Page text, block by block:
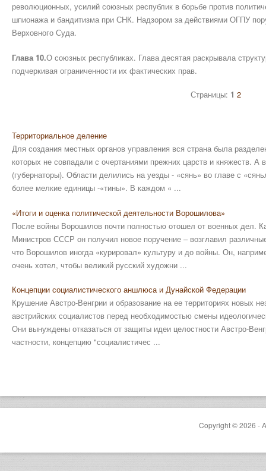
революционных, усилий союзных республик в борьбе против
шпионажа и бандитизма при СНК. Надзором за действиями ОГПУ
Верховного Суда.
Глава 10.О союзных республиках. Глава десятая раскрывала
подчеркивая ограниченности их фактических прав.
Страницы: 1 2
Территориальное деление
Для создания местных органов управления вся страна была
которых не совпадали с очертаниями прежних царств и княжеств. А
(губернаторы). Области делились на уезды - «сянь» во главе с
более мелкие единицы -«тины». В каждом « ...
«Итоги и оценка политической деятельности Ворошилова»
После войны Ворошилов почти полностью отошел от военных дел.
Министров СССР он получил новое поручение – возглавил
что Ворошилов иногда «курировал» культуру и до войны. Он,
очень хотел, чтобы великий русский художни ...
Концепции социалистического аншлюса и Дунайской Федерации
Крушение Австро-Венгрии и образование на ее территориях новых
австрийских социалистов перед необходимостью смены
Они вынуждены отказаться от защиты идеи целостности Австро-
частности, концепцию "социалистичес ...
Copyright © 2026 -